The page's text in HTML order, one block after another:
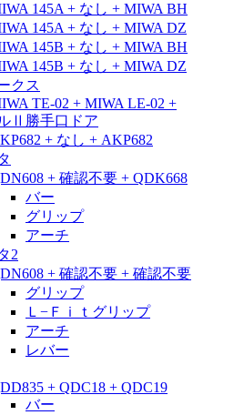
145A + なし + MIWA BH
145A + なし + MIWA DZ
145B + なし + MIWA BH
145B + なし + MIWA DZ
クス
TE-02 + MIWA LE-02 +
Ⅱ勝手口ドア
+ なし + AKP682
+ 確認不要 + QDK668
バー
グリップ
アーチ
2
+ 確認不要 + 確認不要
グリップ
Ｌ−Ｆｉｔグリップ
アーチ
レバー
+ QDC18 + QDC19
バー